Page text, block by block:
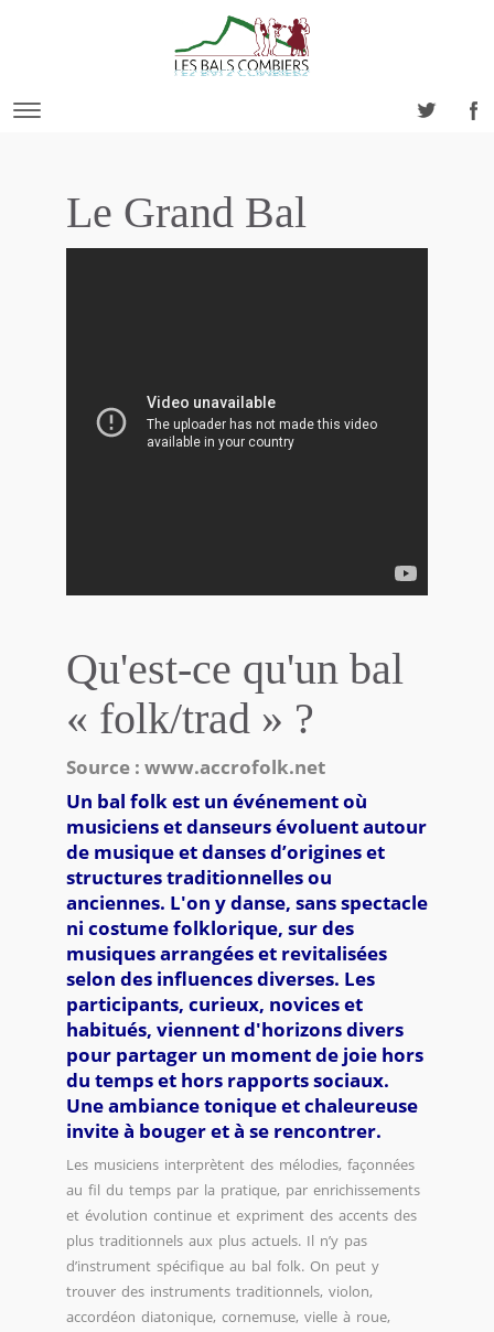
Le Grand Bal
Qu'est-ce qu'un bal
« folk/trad » ?
Source : www.accrofolk.net
Un bal folk est un événement où
musiciens et danseurs évoluent autour
de musique et danses d’origines et
structures traditionnelles ou
anciennes. L'on y danse, sans spectacle
ni costume folklorique, sur des
musiques arrangées et revitalisées
selon des influences diverses. Les
participants, curieux, novices et
habitués, viennent d'horizons divers
pour partager un moment de joie hors
du temps et hors rapports sociaux.
Une ambiance tonique et chaleureuse
invite à bouger et à se rencontrer.
Les musiciens interprètent des mélodies, façonnées
au fil du temps par la pratique, par enrichissements
et évolution continue et expriment des accents des
plus traditionnels aux plus actuels. Il n’y pas
d’instrument spécifique au bal folk. On peut y
trouver des instruments traditionnels, violon,
accordéon diatonique, cornemuse, vielle à roue,